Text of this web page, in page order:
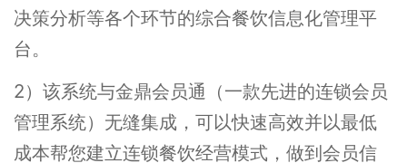
决策分析等各个环节的综合餐饮信息化管理平
台。
2）该系统与金鼎会员通（一款先进的连锁会员
管理系统）无缝集成，可以快速高效并以最低
成本帮您建立连锁餐饮经营模式，做到会员信